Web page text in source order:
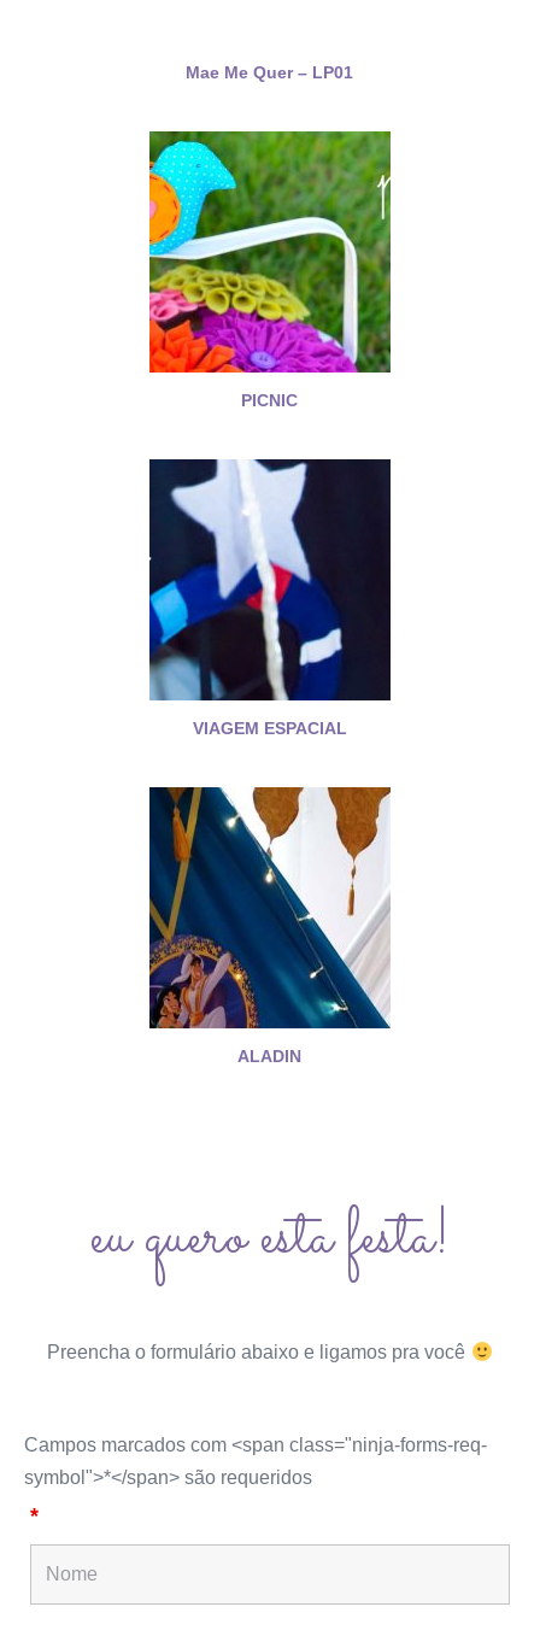
Mae Me Quer – LP01
PICNIC
VIAGEM ESPACIAL
ALADIN
eu quero esta festa!
Preencha o formulário abaixo e ligamos pra você
Campos marcados com <span class="ninja-forms-req-
symbol">*</span> são requeridos
*